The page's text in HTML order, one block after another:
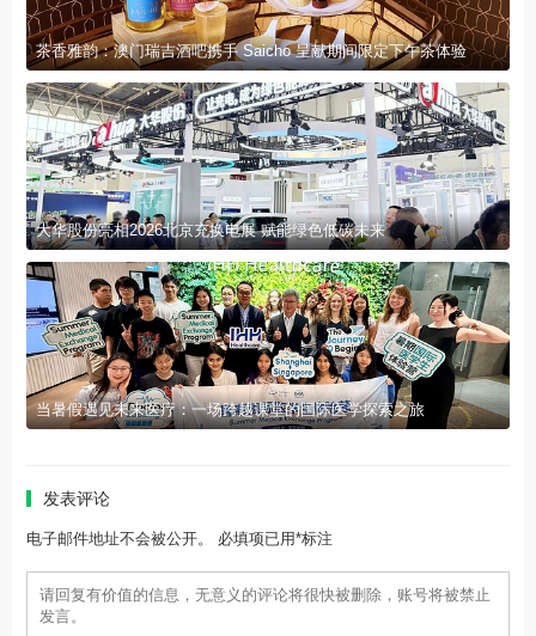
茶香雅韵：澳门瑞吉酒吧携手 Saicho 呈献期间限定下午茶体验
大华股份亮相2026北京充换电展 赋能绿色低碳未来
当暑假遇见未来医疗：一场跨越课堂的国际医学探索之旅
发表评论
电子邮件地址不会被公开。 必填项已用*标注